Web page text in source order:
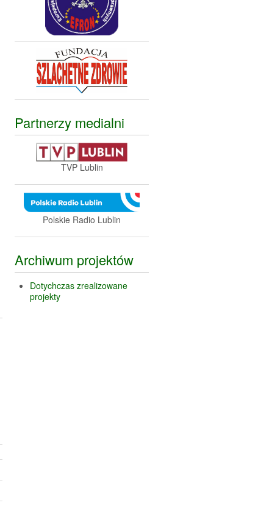
Partnerzy medialni
TVP Lublin
Polskie Radio Lublin
Archiwum projektów
Dotychczas zrealizowane
projekty